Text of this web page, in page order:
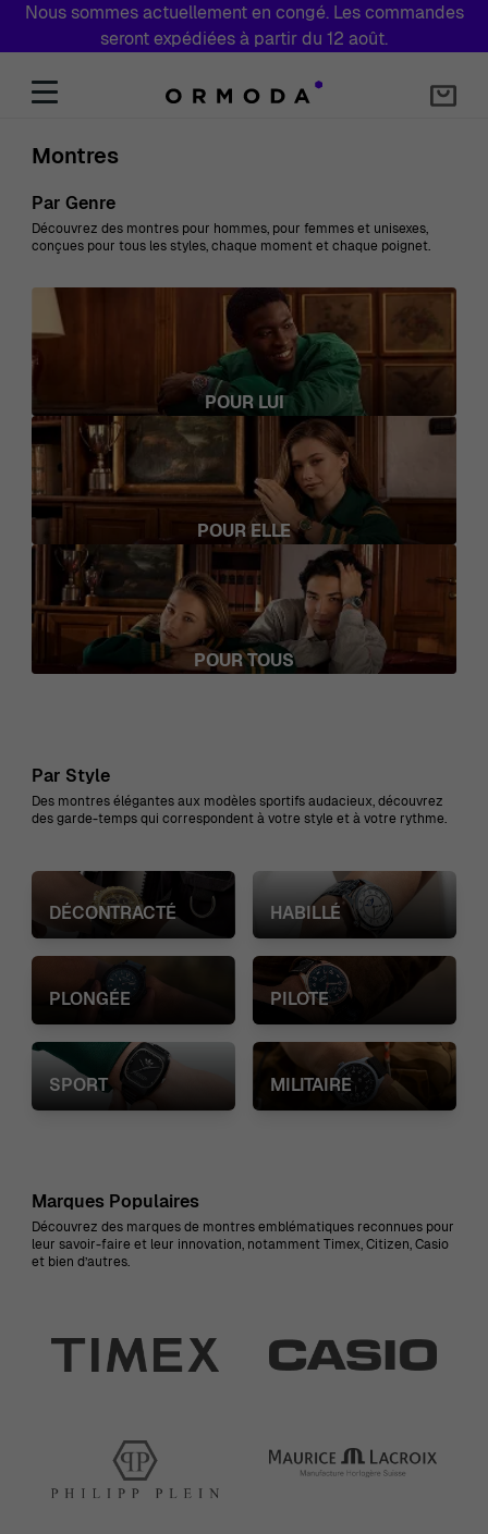
Nous sommes actuellement en congé. Les commandes
seront expédiées à partir du 12 août.
Montres
Par Genre
Découvrez des montres pour hommes, pour femmes et unisexes,
conçues pour tous les styles, chaque moment et chaque poignet.
POUR LUI
POUR ELLE
POUR TOUS
Par Style
Des montres élégantes aux modèles sportifs audacieux, découvrez
des garde-temps qui correspondent à votre style et à votre rythme.
DÉCONTRACTÉ HABILLÉ
PLONGÉE PILOTE
SPORT MILITAIRE
Marques Populaires
Découvrez des marques de montres emblématiques reconnues pour
leur savoir-faire et leur innovation, notamment Timex, Citizen, Casio
et bien d’autres.